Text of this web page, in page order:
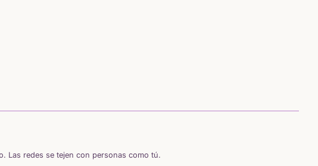
Las redes se tejen con personas como tú.